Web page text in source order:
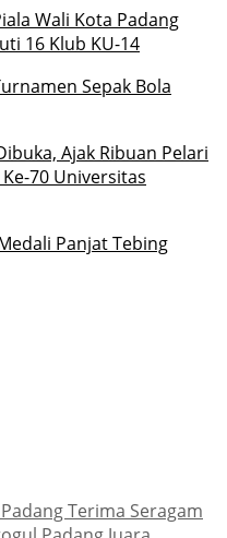
Wali Kota Padang
16 Klub KU-14
Sepak Bola
Ajak Ribuan Pelari
70 Universitas
Panjat Tebing
Terima Seragam